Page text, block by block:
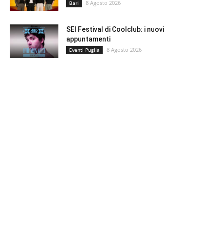
Bari 8 Agosto 2026
SEI Festival di Coolclub: i nuovi
appuntamenti
Eventi Puglia 8 Agosto 2026